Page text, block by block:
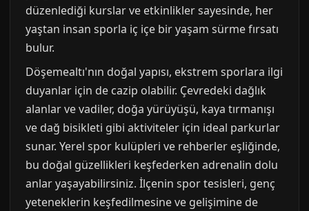
düzenlediği kurslar ve etkinlikler sayesinde, her
yaştan insan sporla iç içe bir yaşam sürme fırsatı
bulur.
Döşemealtı'nın doğal yapısı, ekstrem sporlara ilgi
duyanlar için de cazip olabilir. Çevredeki dağlık
alanlar ve vadiler, doğa yürüyüşü, kaya tırmanışı
ve dağ bisikleti gibi aktiviteler için ideal parkurlar
sunar. Yerel spor kulüpleri ve rehberler eşliğinde,
bu doğal güzellikleri keşfederken adrenalin dolu
anlar yaşayabilirsiniz. İlçenin spor tesisleri, genç
yeteneklerin keşfedilmesine ve gelişimine de